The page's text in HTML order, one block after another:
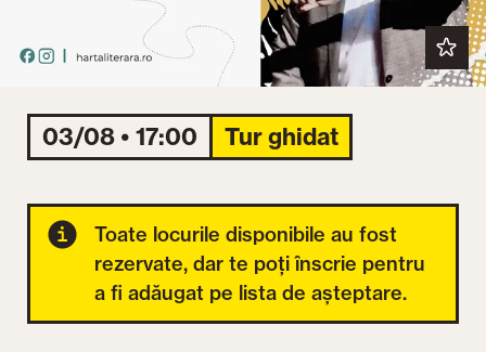
03/08 • 17:00 Tur ghidat
Toate locurile disponibile au fost
rezervate, dar te poți înscrie pentru
a fi adăugat pe lista de așteptare.